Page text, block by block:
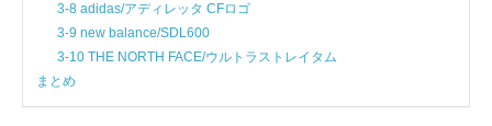
3-8 adidas/アディレッタ CFロゴ
3-9 new balance/SDL600
3-10 THE NORTH FACE/ウルトラストレイタム
まとめ